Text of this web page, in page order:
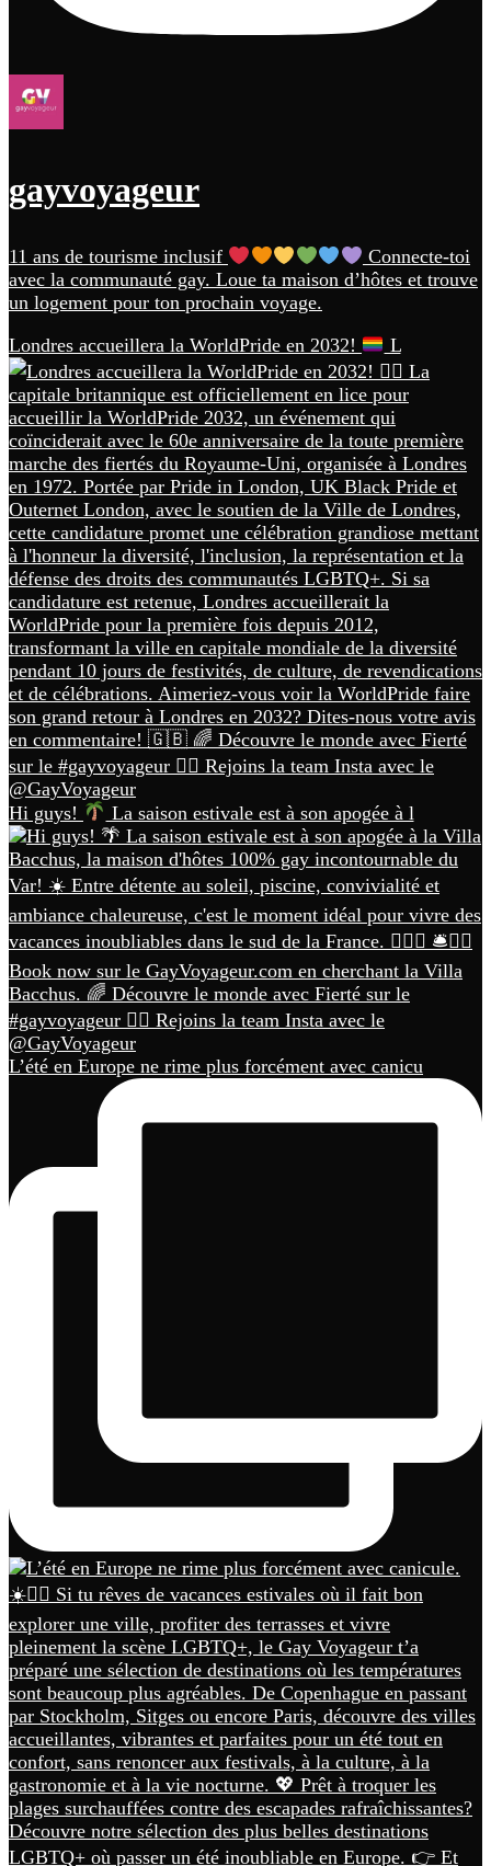
gayvoyageur
11 ans de tourisme inclusif
Connecte-toi
avec la communauté gay. Loue ta maison d’hôtes et trouve
un logement pour ton prochain voyage.
Londres accueillera la WorldPride en 2032!
L
Hi guys! La saison estivale est à son apogée à l
L’été en Europe ne rime plus forcément avec canicu